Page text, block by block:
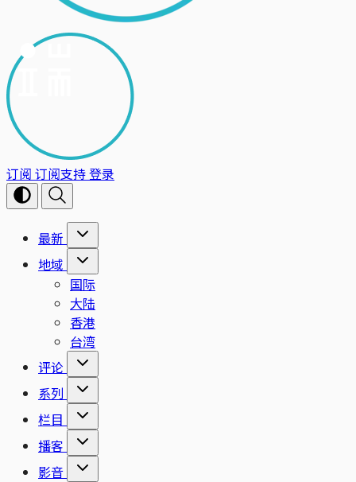
订阅 订阅支持登录
最新
地域
国际
大陆
香港
台湾
评论
系列
栏目
播客
影音